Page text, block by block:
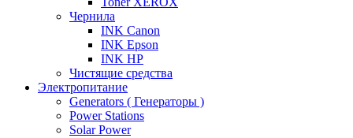
Чернила
INK Canon
INK Epson
INK HP
Чистящие средства
Электропитание
Generators ( Генераторы )
Power Stations
Solar Power